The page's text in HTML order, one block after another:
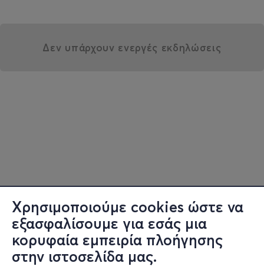
Χρησιμοποιούμε cookies ώστε να
εξασφαλίσουμε για εσάς μια
κορυφαία εμπειρία πλοήγησης
στην ιστοσελίδα μας.
Δεν υπάρχουν ενεργές εκδηλώσεις